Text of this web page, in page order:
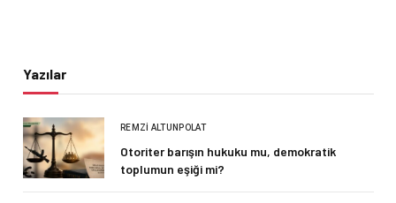
Yazılar
REMZI ALTUNPOLAT
Otoriter barışın hukuku mu, demokratik
toplumun eşiği mi?